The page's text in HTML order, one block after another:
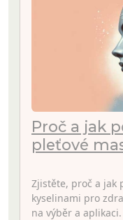
Proč a jak
pleťové
Zjistěte, proč a jak
kyselinami pro
na výběr a aplikaci.